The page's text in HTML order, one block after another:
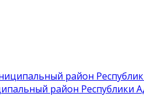
район
район Республики